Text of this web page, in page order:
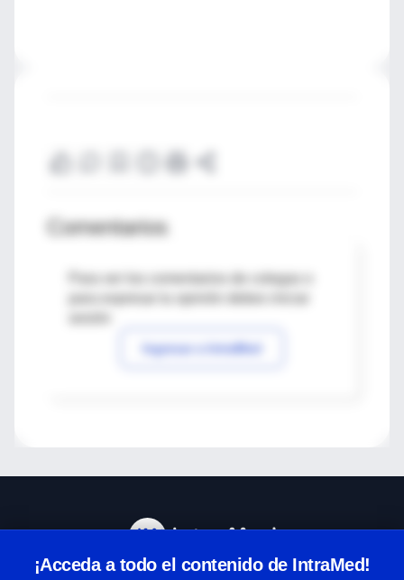
Comentarios
Para ver los comentarios de colegas o
Ingresar a IntraMed
¡Acceda a todo el contenido de IntraMed!